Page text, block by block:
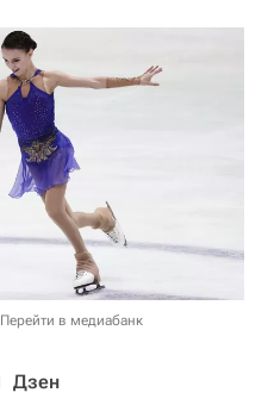
Перейти в медиабанк
Дзен